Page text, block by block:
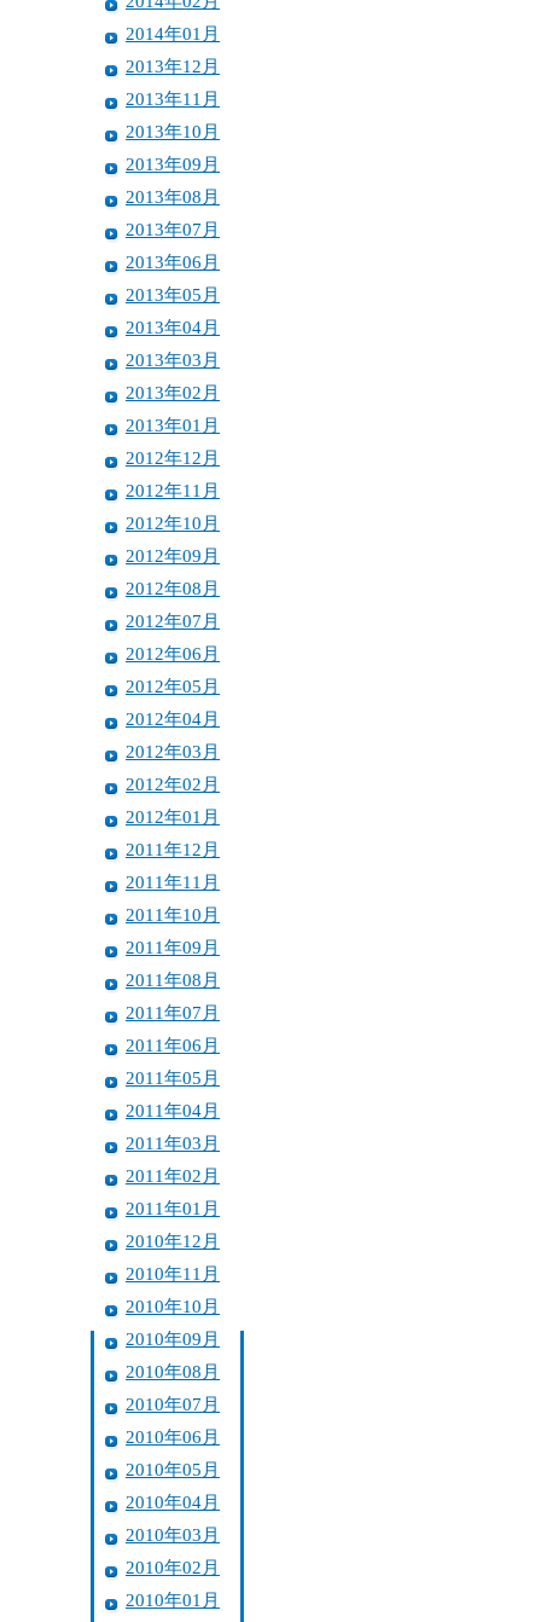
2014年01月
2013年12月
2013年11月
2013年10月
2013年09月
2013年08月
2013年07月
2013年06月
2013年05月
2013年04月
2013年03月
2013年02月
2013年01月
2012年12月
2012年11月
2012年10月
2012年09月
2012年08月
2012年07月
2012年06月
2012年05月
2012年04月
2012年03月
2012年02月
2012年01月
2011年12月
2011年11月
2011年10月
2011年09月
2011年08月
2011年07月
2011年06月
2011年05月
2011年04月
2011年03月
2011年02月
2011年01月
2010年12月
2010年11月
2010年10月
2010年09月
2010年08月
2010年07月
2010年06月
2010年05月
2010年04月
2010年03月
2010年02月
2010年01月